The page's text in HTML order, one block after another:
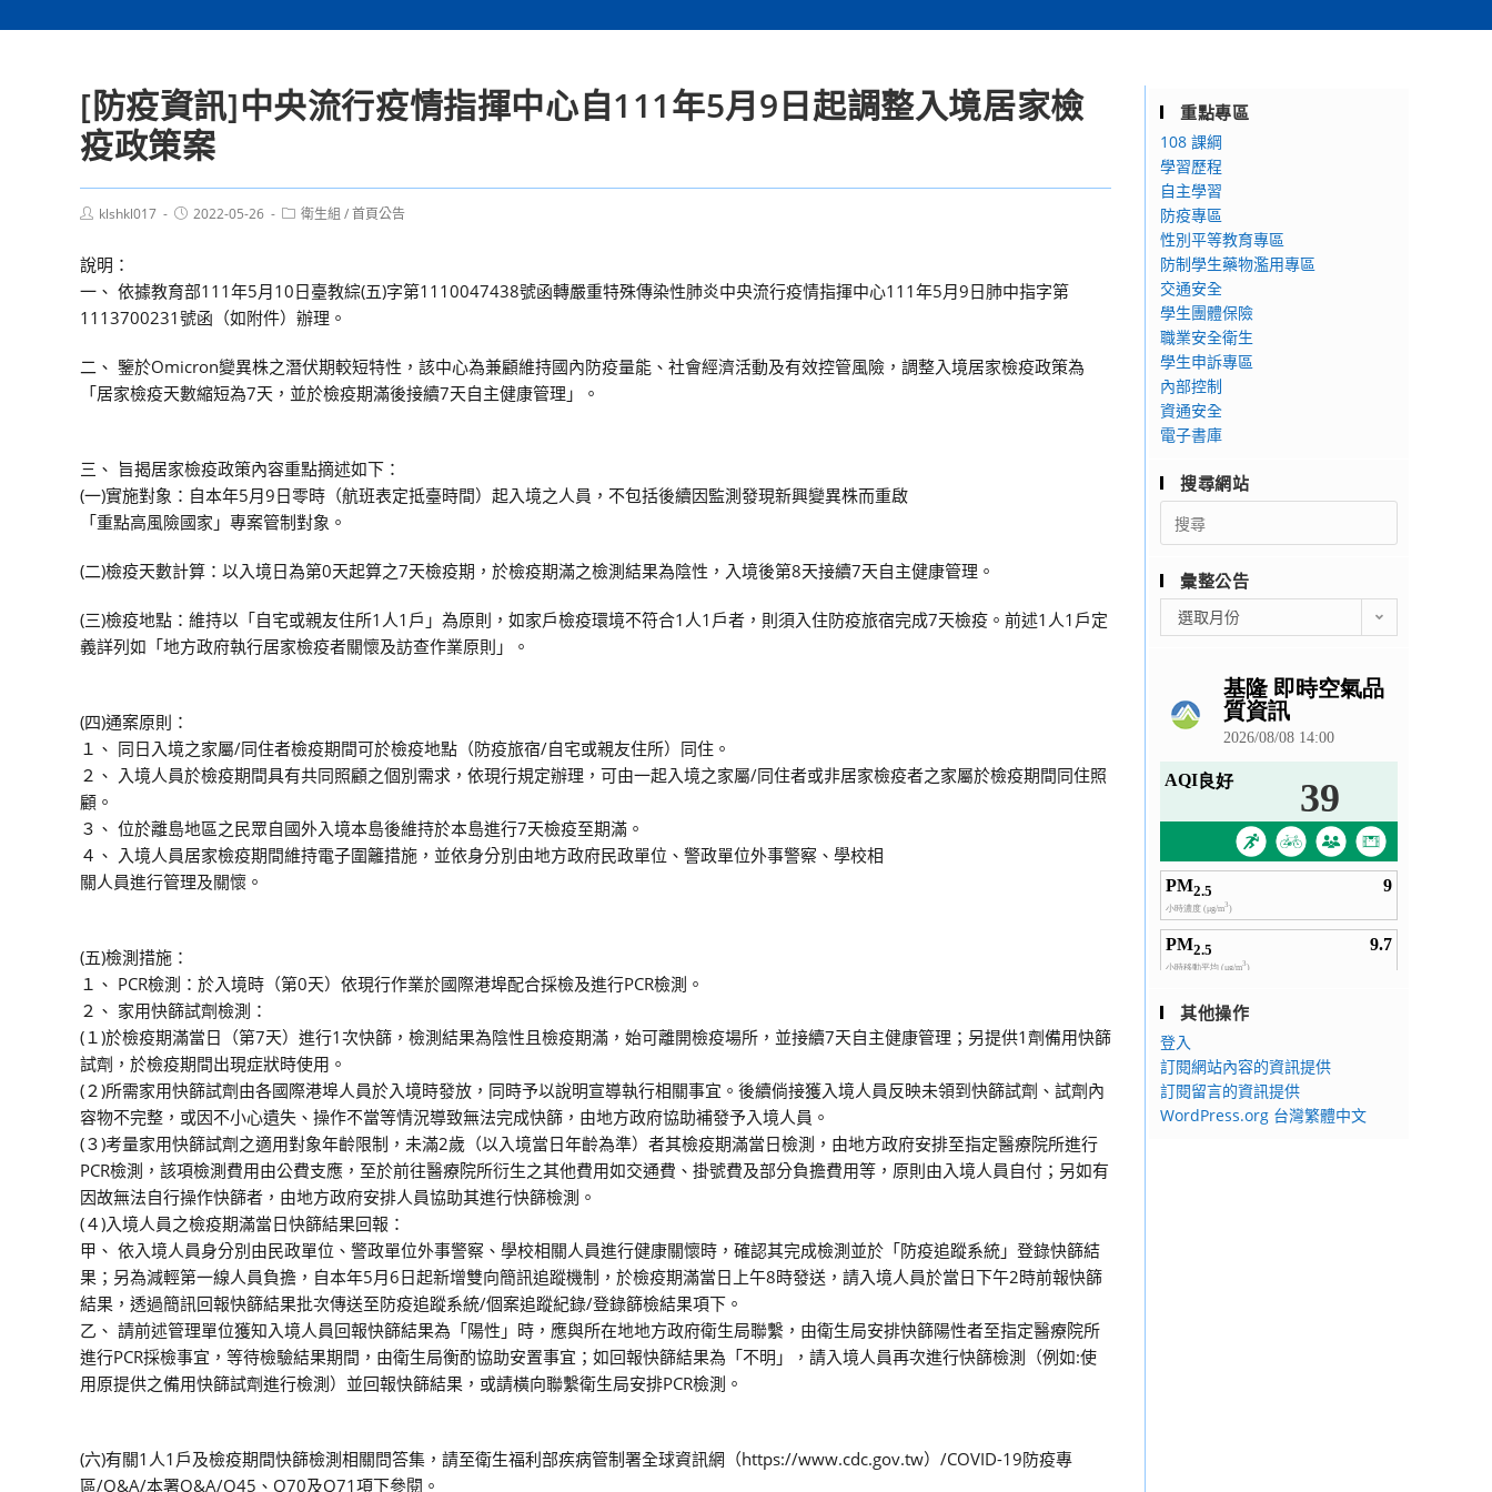
[防疫資訊]中央流行疫情指揮中心自111年5月9日起調整入境居家檢
疫政策案
Postklshkl017
Post2022-05-26
Post衛生組 /首頁公告
說明：
一、 依據教育部111年5月10日臺教綜(五)字第1110047438號函轉嚴重特殊傳染性肺炎中央流行疫情指揮中心111年5月9日肺中指字第
1113700231號函（如附件）辦理。
二、 鑒於Omicron變異株之潛伏期較短特性，該中心為兼顧維持國內防疫量能、社會經濟活動及有效控管風險，調整入境居家檢疫政策為
「居家檢疫天數縮短為7天，並於檢疫期滿後接續7天自主健康管理」。
三、 旨揭居家檢疫政策內容重點摘述如下：
(一)實施對象：自本年5月9日零時（航班表定抵臺時間）起入境之人員，不包括後續因監測發現新興變異株而重啟
「重點高風險國家」專案管制對象。
(二)檢疫天數計算：以入境日為第0天起算之7天檢疫期，於檢疫期滿之檢測結果為陰性，入境後第8天接續7天自主健康管理。
(三)檢疫地點：維持以「自宅或親友住所1人1戶」為原則，如家戶檢疫環境不符合1人1戶者，則須入住防疫旅宿完成7天檢疫。前述1人1戶定
義詳列如「地方政府執行居家檢疫者關懷及訪查作業原則」。
(四)通案原則：
１、 同日入境之家屬/同住者檢疫期間可於檢疫地點（防疫旅宿/自宅或親友住所）同住。
２、 入境人員於檢疫期間具有共同照顧之個別需求，依現行規定辦理，可由一起入境之家屬/同住者或非居家檢疫者之家屬於檢疫期間同住照
顧。
３、 位於離島地區之民眾自國外入境本島後維持於本島進行7天檢疫至期滿。
４、 入境人員居家檢疫期間維持電子圍籬措施，並依身分別由地方政府民政單位、警政單位外事警察、學校相
關人員進行管理及關懷。
(五)檢測措施：
１、 PCR檢測：於入境時（第0天）依現行作業於國際港埠配合採檢及進行PCR檢測。
２、 家用快篩試劑檢測：
(１)於檢疫期滿當日（第7天）進行1次快篩，檢測結果為陰性且檢疫期滿，始可離開檢疫場所，並接續7天自主健康管理；另提供1劑備用快篩
試劑，於檢疫期間出現症狀時使用。
(２)所需家用快篩試劑由各國際港埠人員於入境時發放，同時予以說明宣導執行相關事宜。後續倘接獲入境人員反映未領到快篩試劑、試劑內
容物不完整，或因不小心遺失、操作不當等情況導致無法完成快篩，由地方政府協助補發予入境人員。
(３)考量家用快篩試劑之適用對象年齡限制，未滿2歲（以入境當日年齡為準）者其檢疫期滿當日檢測，由地方政府安排至指定醫療院所進行
PCR檢測，該項檢測費用由公費支應，至於前往醫療院所衍生之其他費用如交通費、掛號費及部分負擔費用等，原則由入境人員自付；另如有
因故無法自行操作快篩者，由地方政府安排人員協助其進行快篩檢測。
(４)入境人員之檢疫期滿當日快篩結果回報：
甲、 依入境人員身分別由民政單位、警政單位外事警察、學校相關人員進行健康關懷時，確認其完成檢測並於「防疫追蹤系統」登錄快篩結
果；另為減輕第一線人員負擔，自本年5月6日起新增雙向簡訊追蹤機制，於檢疫期滿當日上午8時發送，請入境人員於當日下午2時前報快篩
結果，透過簡訊回報快篩結果批次傳送至防疫追蹤系統/個案追蹤紀錄/登錄篩檢結果項下。
乙、 請前述管理單位獲知入境人員回報快篩結果為「陽性」時，應與所在地地方政府衛生局聯繫，由衛生局安排快篩陽性者至指定醫療院所
進行PCR採檢事宜，等待檢驗結果期間，由衛生局衡酌協助安置事宜；如回報快篩結果為「不明」，請入境人員再次進行快篩檢測（例如:使
用原提供之備用快篩試劑進行檢測）並回報快篩結果，或請橫向聯繫衛生局安排PCR檢測。
(六)有關1人1戶及檢疫期間快篩檢測相關問答集，請至衛生福利部疾病管制署全球資訊網（https://www.cdc.gov.tw）/COVID-19防疫專
區/Q&A/本署Q&A/Q45、Q70及Q71項下參閱。
重點專區
108 課綱
學習歷程
自主學習
防疫專區
性別平等教育專區
防制學生藥物濫用專區
交通安全
學生團體保險
職業安全衛生
學生申訴專區
內部控制
資通安全
電子書庫
搜尋網站
Search
for:
彙整公告
整
選取月份
其他操作
登入
訂閱網站內容的資訊提供
訂閱留言的資訊提供
WordPress.org 台灣繁體中文